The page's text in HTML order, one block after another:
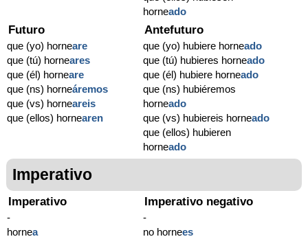
horneado
Futuro
que (yo) horneare
que (tú) horneares
que (él) horneare
que (ns) horneáremos
que (vs) horneareis
que (ellos) hornearen
Antefuturo
que (yo) hubiere horneado
que (tú) hubieres horneado
que (él) hubiere horneado
que (ns) hubiéremos
horneado
que (vs) hubiereis horneado
que (ellos) hubieren
horneado
Imperativo
Imperativo
-
hornea
Imperativo negativo
-
no hornees